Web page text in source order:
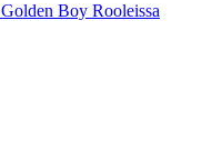
Golden Boy Rooleissa